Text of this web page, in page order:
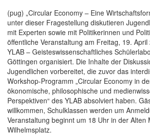
(pug) „Circular Economy – Eine
unter dieser Fragestellung diskutieren
mit Experten sowie mit Politikerinnen und
öffentliche Veranstaltung am Freitag, 19.
YLAB – Geisteswissenschaftliches
Göttingen organisiert. Die Inhalte der
Jugendlichen vorbereitet, die zuvor das
Workshop-Programm „Circular Economy in
ökonomische, philosophische und
Perspektiven“ des YLAB absolviert haben.
willkommen, Schulklassen werden um
Veranstaltung beginnt um 18 Uhr in der Alten
Wilhelmsplatz.